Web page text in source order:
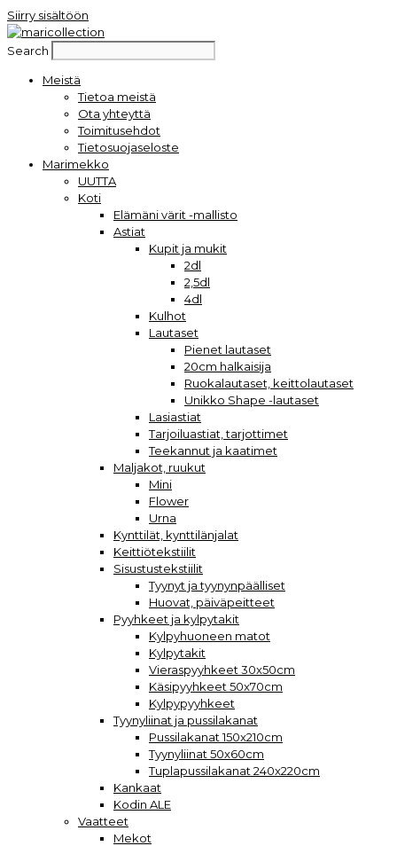
Siirry sisältöön
Search
Meistä
Tietoa meistä
Ota yhteyttä
Toimitusehdot
Tietosuojaseloste
Marimekko
UUTTA
Koti
Elämäni värit -mallisto
Astiat
Kupit ja mukit
2dl
2,5dl
4dl
Kulhot
Lautaset
Pienet lautaset
20cm halkaisija
Ruokalautaset, keittolautaset
Unikko Shape -lautaset
Lasiastiat
Tarjoiluastiat, tarjottimet
Teekannut ja kaatimet
Maljakot, ruukut
Mini
Flower
Urna
Kynttilät, kynttilänjalat
Keittiötekstiilit
Sisustustekstiilit
Tyynyt ja tyynynpäälliset
Huovat, päiväpeitteet
Pyyhkeet ja kylpytakit
Kylpyhuoneen matot
Kylpytakit
Vieraspyyhkeet 30x50cm
Käsipyyhkeet 50x70cm
Kylpypyyhkeet
Tyynyliinat ja pussilakanat
Pussilakanat 150x210cm
Tyynyliinat 50x60cm
Tuplapussilakanat 240x220cm
Kankaat
Kodin ALE
Vaatteet
Mekot